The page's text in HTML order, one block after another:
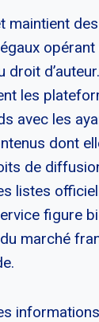
maintient
les
avec les
dont
de
listes
figure
marché